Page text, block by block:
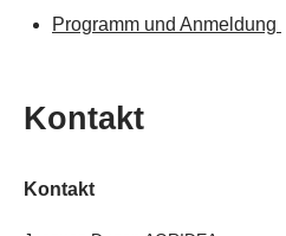
Programm und Anmeldung
Kontakt
Kontakt